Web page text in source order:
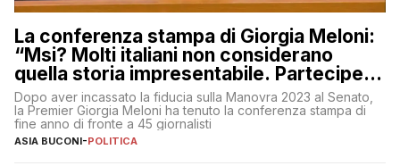
La conferenza stampa di Giorgia Meloni:
“Msi? Molti italiani non considerano
quella storia impresentabile. Parteciperò
al 25 aprile”
Dopo aver incassato la fiducia sulla Manovra 2023 al Senato,
la Premier Giorgia Meloni ha tenuto la conferenza stampa di
fine anno di fronte a 45 giornalisti
ASIA BUCONI-POLITICA